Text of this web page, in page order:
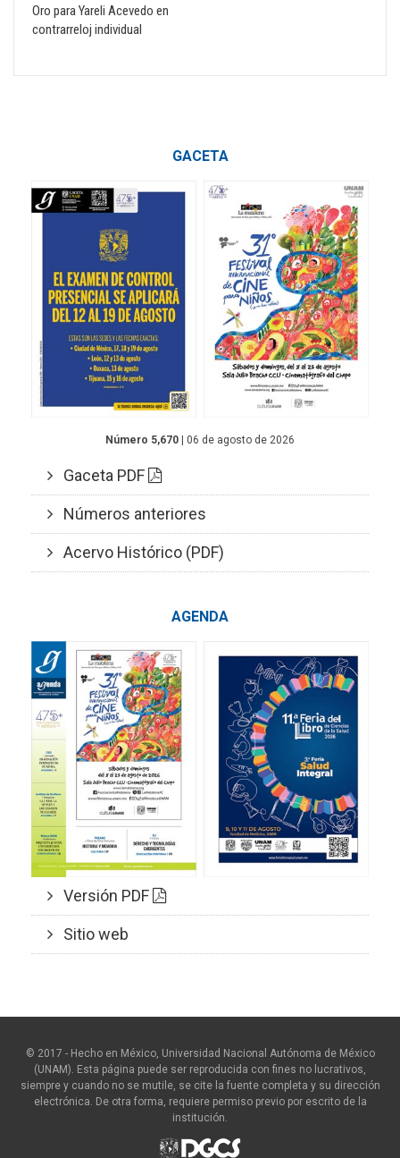
Oro para Yareli Acevedo en
contrarreloj individual
GACETA
Número 5,670 | 06 de agosto de 2026
Gaceta PDF
Números anteriores
Acervo Histórico (PDF)
AGENDA
Versión PDF
Sitio web
© 2017 - Hecho en México, Universidad Nacional Autónoma de México
(UNAM). Esta página puede ser reproducida con fines no lucrativos,
siempre y cuando no se mutile, se cite la fuente completa y su dirección
electrónica. De otra forma, requiere permiso previo por escrito de la
institución.